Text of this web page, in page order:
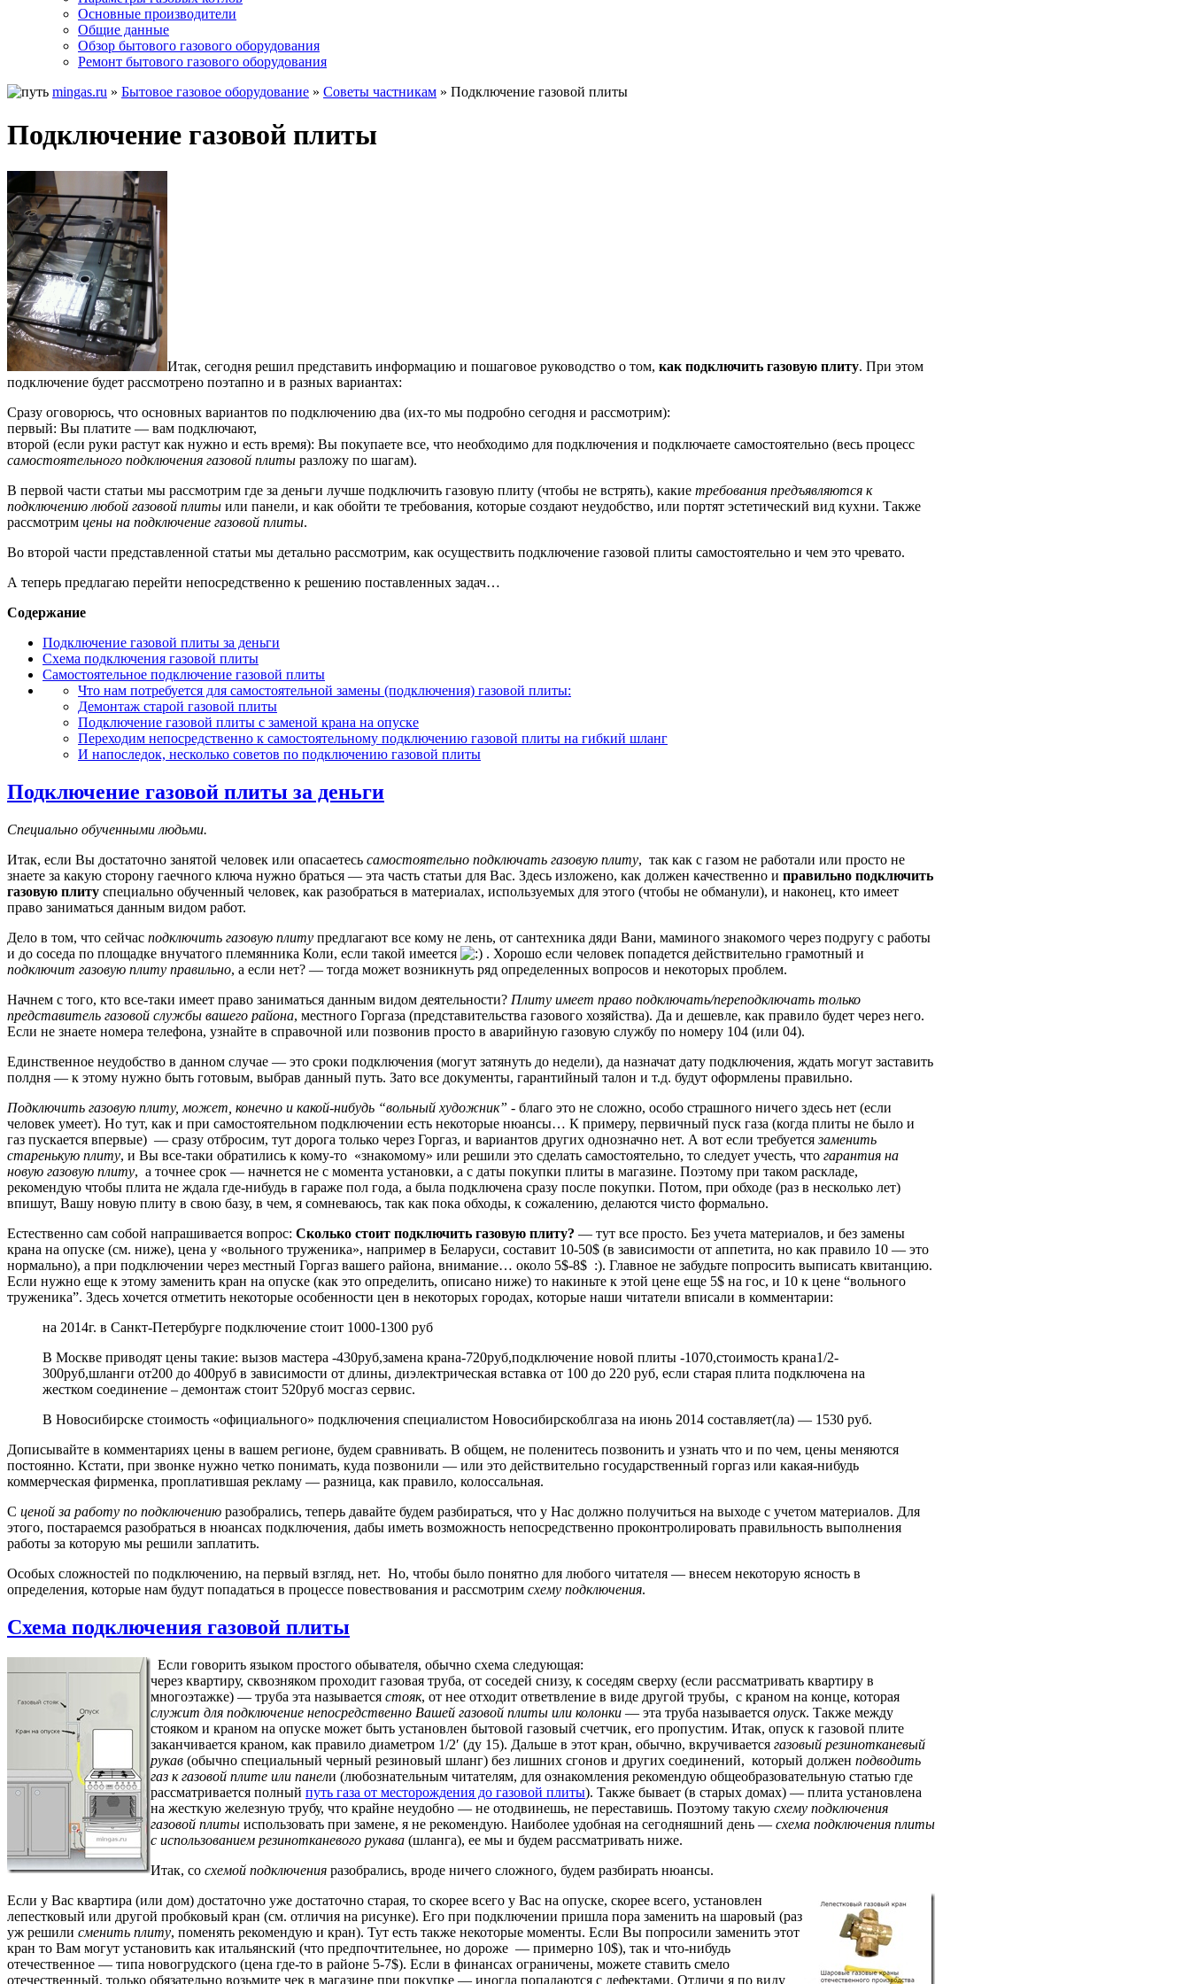
Основные производители
Общие данные
Обзор бытового газового оборудования
Ремонт бытового газового оборудования
mingas.ru » Бытовое газовое оборудование » Советы частникам » Подключение газовой плиты
Подключение газовой плиты
Итак, сегодня решил представить информацию и пошаговое руководство о том, как подключить газовую плиту. При этом
подключение будет рассмотрено поэтапно и в разных вариантах:
Сразу оговорюсь, что основных вариантов по подключению два (их-то мы подробно сегодня и рассмотрим):
первый: Вы платите — вам подключают,
второй (если руки растут как нужно и есть время): Вы покупаете все, что необходимо для подключения и подключаете самостоятельно (весь процесс
самостоятельного подключения газовой плиты разложу по шагам).
В первой части статьи мы рассмотрим где за деньги лучше подключить газовую плиту (чтобы не встрять), какие требования предъявляются к
подключению любой газовой плиты или панели, и как обойти те требования, которые создают неудобство, или портят эстетический вид кухни. Также
рассмотрим цены на подключение газовой плиты.
Во второй части представленной статьи мы детально рассмотрим, как осуществить подключение газовой плиты самостоятельно и чем это чревато.
А теперь предлагаю перейти непосредственно к решению поставленных задач…
Содержание
Подключение газовой плиты за деньги
Схема подключения газовой плиты
Самостоятельное подключение газовой плиты
Что нам потребуется для самостоятельной замены (подключения) газовой плиты:
Демонтаж старой газовой плиты
Подключение газовой плиты с заменой крана на опуске
Переходим непосредственно к самостоятельному подключению газовой плиты на гибкий шланг
И напоследок, несколько советов по подключению газовой плиты
Подключение газовой плиты за деньги
Специально обученными людьми.
Итак, если Вы достаточно занятой человек или опасаетесь самостоятельно подключать газовую плиту, так как с газом не работали или просто не
знаете за какую сторону гаечного ключа нужно браться — эта часть статьи для Вас. Здесь изложено, как должен качественно и правильно подключить
газовую плиту специально обученный человек, как разобраться в материалах, используемых для этого (чтобы не обманули), и наконец, кто имеет
право заниматься данным видом работ.
Дело в том, что сейчас подключить газовую плиту предлагают все кому не лень, от сантехника дяди Вани, маминого знакомого через подругу с работы
и до соседа по площадке внучатого племянника Коли, если такой имеется
. Хорошо если человек попадется действительно грамотный и
подключит газовую плиту правильно, а если нет? — тогда может возникнуть ряд определенных вопросов и некоторых проблем.
Начнем с того, кто все-таки имеет право заниматься данным видом деятельности? Плиту имеет право подключать/переподключать только
представитель газовой службы вашего района, местного Горгаза (представительства газового хозяйства). Да и дешевле, как правило будет через него.
Если не знаете номера телефона, узнайте в справочной или позвонив просто в аварийную газовую службу по номеру 104 (или 04).
Единственное неудобство в данном случае — это сроки подключения (могут затянуть до недели), да назначат дату подключения, ждать могут заставить
полдня — к этому нужно быть готовым, выбрав данный путь. Зато все документы, гарантийный талон и т.д. будут оформлены правильно.
Подключить газовую плиту, может, конечно и какой-нибудь “вольный художник” - благо это не сложно, особо страшного ничего здесь нет (если
человек умеет). Но тут, как и при самостоятельном подключении есть некоторые нюансы… К примеру, первичный пуск газа (когда плиты не было и
газ пускается впервые) — сразу отбросим, тут дорога только через Горгаз, и вариантов других однозначно нет. А вот если требуетсязаменить
старенькую плиту, и Вы все-таки обратились к кому-то «знакомому» или решили это сделать самостоятельно, то следует учесть, что гарантия на
новую газовую плиту, а точнее срок — начнется не с момента установки, а с даты покупки плиты в магазине. Поэтому при таком раскладе,
рекомендую чтобы плита не ждала где-нибудь в гараже пол года, а была подключена сразу после покупки. Потом, при обходе (раз в несколько лет)
впишут, Вашу новую плиту в свою базу, в чем, я сомневаюсь, так как пока обходы, к сожалению, делаются чисто формально.
Естественно сам собой напрашивается вопрос: Сколько стоит подключить газовую плиту? — тут все просто. Без учета материалов, и без замены
крана на опуске (см. ниже), цена у «вольного труженика», например в Беларуси, составит 10-50$ (в зависимости от аппетита, но как правило 10 — это
нормально), а при подключении через местный Горгаз вашего района, внимание… около 5$-8$ :). Главное не забудьте попросить выписать квитанцию.
Если нужно еще к этому заменить кран на опуске (как это определить, описано ниже) то накиньте к этой цене еще 5$ на гос, и 10 к цене “вольного
труженика”. Здесь хочется отметить некоторые особенности цен в некоторых городах, которые наши читатели вписали в комментарии:
на 2014г. в Санкт-Петербурге подключение стоит 1000-1300 руб
В Москве приводят цены такие: вызов мастера -430руб,замена крана-720руб,подключение новой плиты -1070,стоимость крана1/2-
300руб,шланги от200 до 400руб в зависимости от длины, диэлектрическая вставка от 100 до 220 руб, если старая плита подключена на
жестком соединение – демонтаж стоит 520руб мосгаз сервис.
В Новосибирске стоимость «официального» подключения специалистом Новосибирскоблгаза на июнь 2014 составляет(ла) — 1530 руб.
Дописывайте в комментариях цены в вашем регионе, будем сравнивать. В общем, не поленитесь позвонить и узнать что и по чем, цены меняются
постоянно. Кстати, при звонке нужно четко понимать, куда позвонили — или это действительно государственный горгаз или какая-нибудь
коммерческая фирменка, проплатившая рекламу — разница, как правило, колоссальная.
С ценой за работу по подключению разобрались, теперь давайте будем разбираться, что у Нас должно получиться на выходе с учетом материалов. Для
этого, постараемся разобраться в нюансах подключения, дабы иметь возможность непосредственно проконтролировать правильность выполнения
работы за которую мы решили заплатить.
Особых сложностей по подключению, на первый взгляд, нет. Но, чтобы было понятно для любого читателя — внесем некоторую ясность в
определения, которые нам будут попадаться в процессе повествования и рассмотрим схему подключения.
Схема подключения газовой плиты
Если говорить языком простого обывателя, обычно схема следующая:
через квартиру, сквозняком проходит газовая труба, от соседей снизу, к соседям сверху (если рассматривать квартиру в
многоэтажке) — труба эта называется стояк, от нее отходит ответвление в виде другой трубы, с краном на конце, которая
служит для подключение непосредственно Вашей газовой плиты или колонки — эта труба называется опуск. Также между
стояком и краном на опуске может быть установлен бытовой газовый счетчик, его пропустим. Итак, опуск к газовой плите
заканчивается краном, как правило диаметром 1/2′ (ду 15). Дальше в этот кран, обычно, вкручивается газовый резинотканевый
рукав (обычно специальный черный резиновый шланг) без лишних сгонов и других соединений, который должен подводить
газ к газовой плите или панели (любознательным читателям, для ознакомления рекомендую общеобразовательную статью где
рассматривается полный путь газа от месторождения до газовой плиты). Также бывает (в старых домах) — плита установлена
на жесткую железную трубу, что крайне неудобно — не отодвинешь, не переставишь. Поэтому такую схему подключения
газовой плиты использовать при замене, я не рекомендую. Наиболее удобная на сегодняшний день — схема подключения плиты
с использованием резинотканевого рукава (шланга), ее мы и будем рассматривать ниже.
Итак, со схемой подключения разобрались, вроде ничего сложного, будем разбирать нюансы.
Если у Вас квартира (или дом) достаточно уже достаточно старая, то скорее всего у Вас на опуске, скорее всего, установлен
лепестковый или другой пробковый кран (см. отличия на рисунке). Его при подключении пришла пора заменить на шаровый (раз
уж решили сменить плиту, поменять рекомендую и кран). Тут есть также некоторые моменты. Если Вы попросили заменить этот
кран то Вам могут установить как итальянский (что предпочтительнее, но дороже — примерно 10$), так и что-нибудь
отечественное — типа новогрудского (цена где-то в районе 5-7$). Если в финансах ограничены, можете ставить смело
отечественный, только обязательно возьмите чек в магазине при покупке — иногда попадаются с дефектами. Отличи я по виду